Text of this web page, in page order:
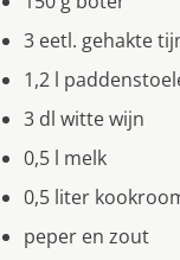
3 eetl. gehakte
1,2 l
3 dl witte wijn
0,5 l melk
0,5 liter
peper en zout